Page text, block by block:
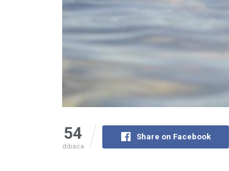
54
dibaca
Share on Facebook